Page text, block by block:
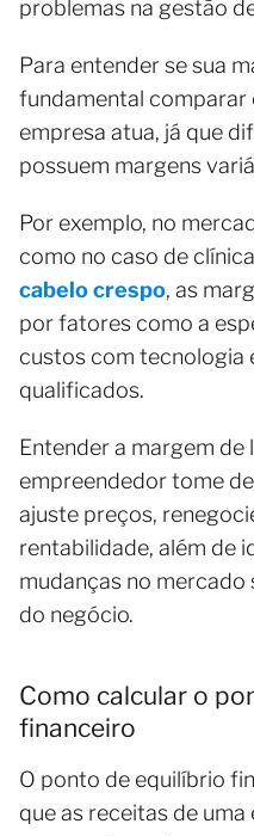
problemas na gestão
Para entender se sua
fundamental comparar
empresa atua, já que
possuem margens
Por exemplo, no
como no caso de
cabelo crespo, as
por fatores como a
custos com tecnologia
qualificados.
Entender a margem
empreendedor tome
ajuste preços,
rentabilidade, além de
mudanças no
do negócio.
Como calcular o
financeiro
O ponto de equilíbrio
que as receitas de